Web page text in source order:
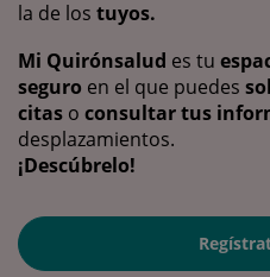
la de los tuyos.
Mi Quirónsalud es tu
seguro en el que puedes
citas o consultar tus
desplazamientos.
¡Descúbrelo!